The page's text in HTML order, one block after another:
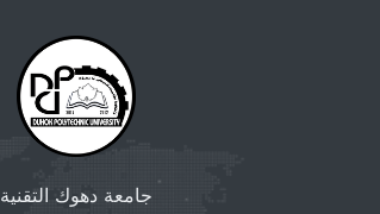
جامعة دهوك التقنية